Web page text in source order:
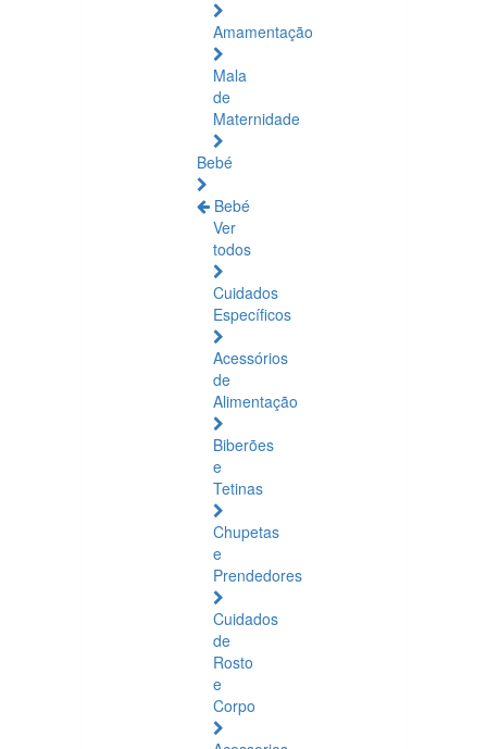
Amamentação
Mala
de
Maternidade
Bebé
Bebé
Ver
todos
Cuidados
Específicos
Acessórios
de
Alimentação
Biberões
e
Tetinas
Chupetas
e
Prendedores
Cuidados
de
Rosto
e
Corpo